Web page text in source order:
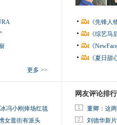
更多 >>
《先锋
《综艺
《
《夏日
冯小刚捧场红毯
女逛街有派头
网友评论排行
1 董卿：这
2 刘德华新